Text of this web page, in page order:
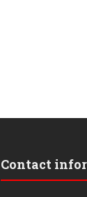
Contact